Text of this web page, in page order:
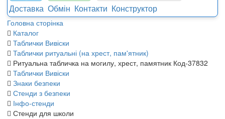
Доставка Обмін Контакти Конструктор
Головна сторінка
Каталог
Таблички Вивіски
Таблички ритуальні (на хрест, пам'ятник)
Ритуальна табличка на могилу, хрест, памятник Код-37832
Таблички Вивіски
Знаки безпеки
Стенди з безпеки
Інфо-стенди
Стенди для школи